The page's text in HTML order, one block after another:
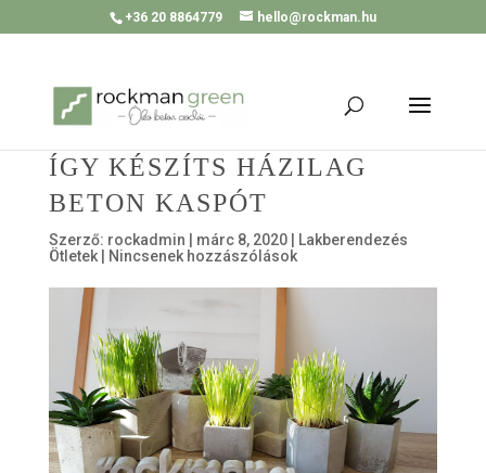
+36 20 8864779 hello@rockman.hu
ÍGY KÉSZÍTS HÁZILAG
BETON KASPÓT
Szerző: rockadmin márc 8, 2020|
Lakberendezés
Ötletek| Nincsenek hozzászólások